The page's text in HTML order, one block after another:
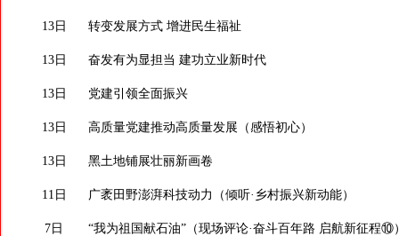
13日 转变发展方式 增进民生福祉
13日 奋发有为显担当 建功立业新时代
13日 党建引领全面振兴
13日 高质量党建推动高质量发展（感悟初心）
13日 黑土地铺展壮丽新画卷
11日 广袤田野澎湃科技动力（倾听·乡村振兴新动能）
7日 “我为祖国献石油”（现场评论·奋斗百年路 启航新征程⑩